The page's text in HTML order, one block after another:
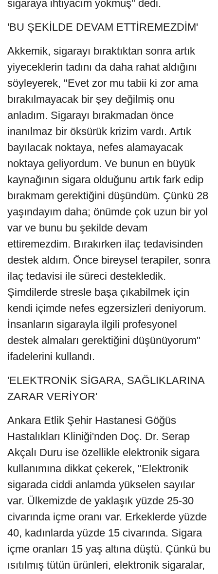
sigaraya ihtiyacım yokmuş" dedi.
'BU ŞEKİLDE DEVAM ETTİREMEZDİM'
Akkemik, sigarayı bıraktıktan sonra artık
yiyeceklerin tadını da daha rahat aldığını
söyleyerek, "Evet zor mu tabii ki zor ama
bırakılmayacak bir şey değilmiş onu
anladım. Sigarayı bırakmadan önce
inanılmaz bir öksürük krizim vardı. Artık
bayılacak noktaya, nefes alamayacak
noktaya geliyordum. Ve bunun en büyük
kaynağının sigara olduğunu artık fark edip
bırakmam gerektiğini düşündüm. Çünkü 28
yaşındayım daha; önümde çok uzun bir yol
var ve bunu bu şekilde devam
ettiremezdim. Bırakırken ilaç tedavisinden
destek aldım. Önce bireysel terapiler, sonra
ilaç tedavisi ile süreci destekledik.
Şimdilerde stresle başa çıkabilmek için
kendi içimde nefes egzersizleri deniyorum.
İnsanların sigarayla ilgili profesyonel
destek almaları gerektiğini düşünüyorum"
ifadelerini kullandı.
'ELEKTRONİK SİGARA, SAĞLIKLARINA
ZARAR VERİYOR'
Ankara Etlik Şehir Hastanesi Göğüs
Hastalıkları Kliniği'nden Doç. Dr. Serap
Akçalı Duru ise özellikle elektronik sigara
kullanımına dikkat çekerek, "Elektronik
sigarada ciddi anlamda yükselen sayılar
var. Ülkemizde de yaklaşık yüzde 25-30
civarında içme oranı var. Erkeklerde yüzde
40, kadınlarda yüzde 15 civarında. Sigara
içme oranları 15 yaş altına düştü. Çünkü bu
ısıtılmış tütün ürünleri, elektronik sigaralar,